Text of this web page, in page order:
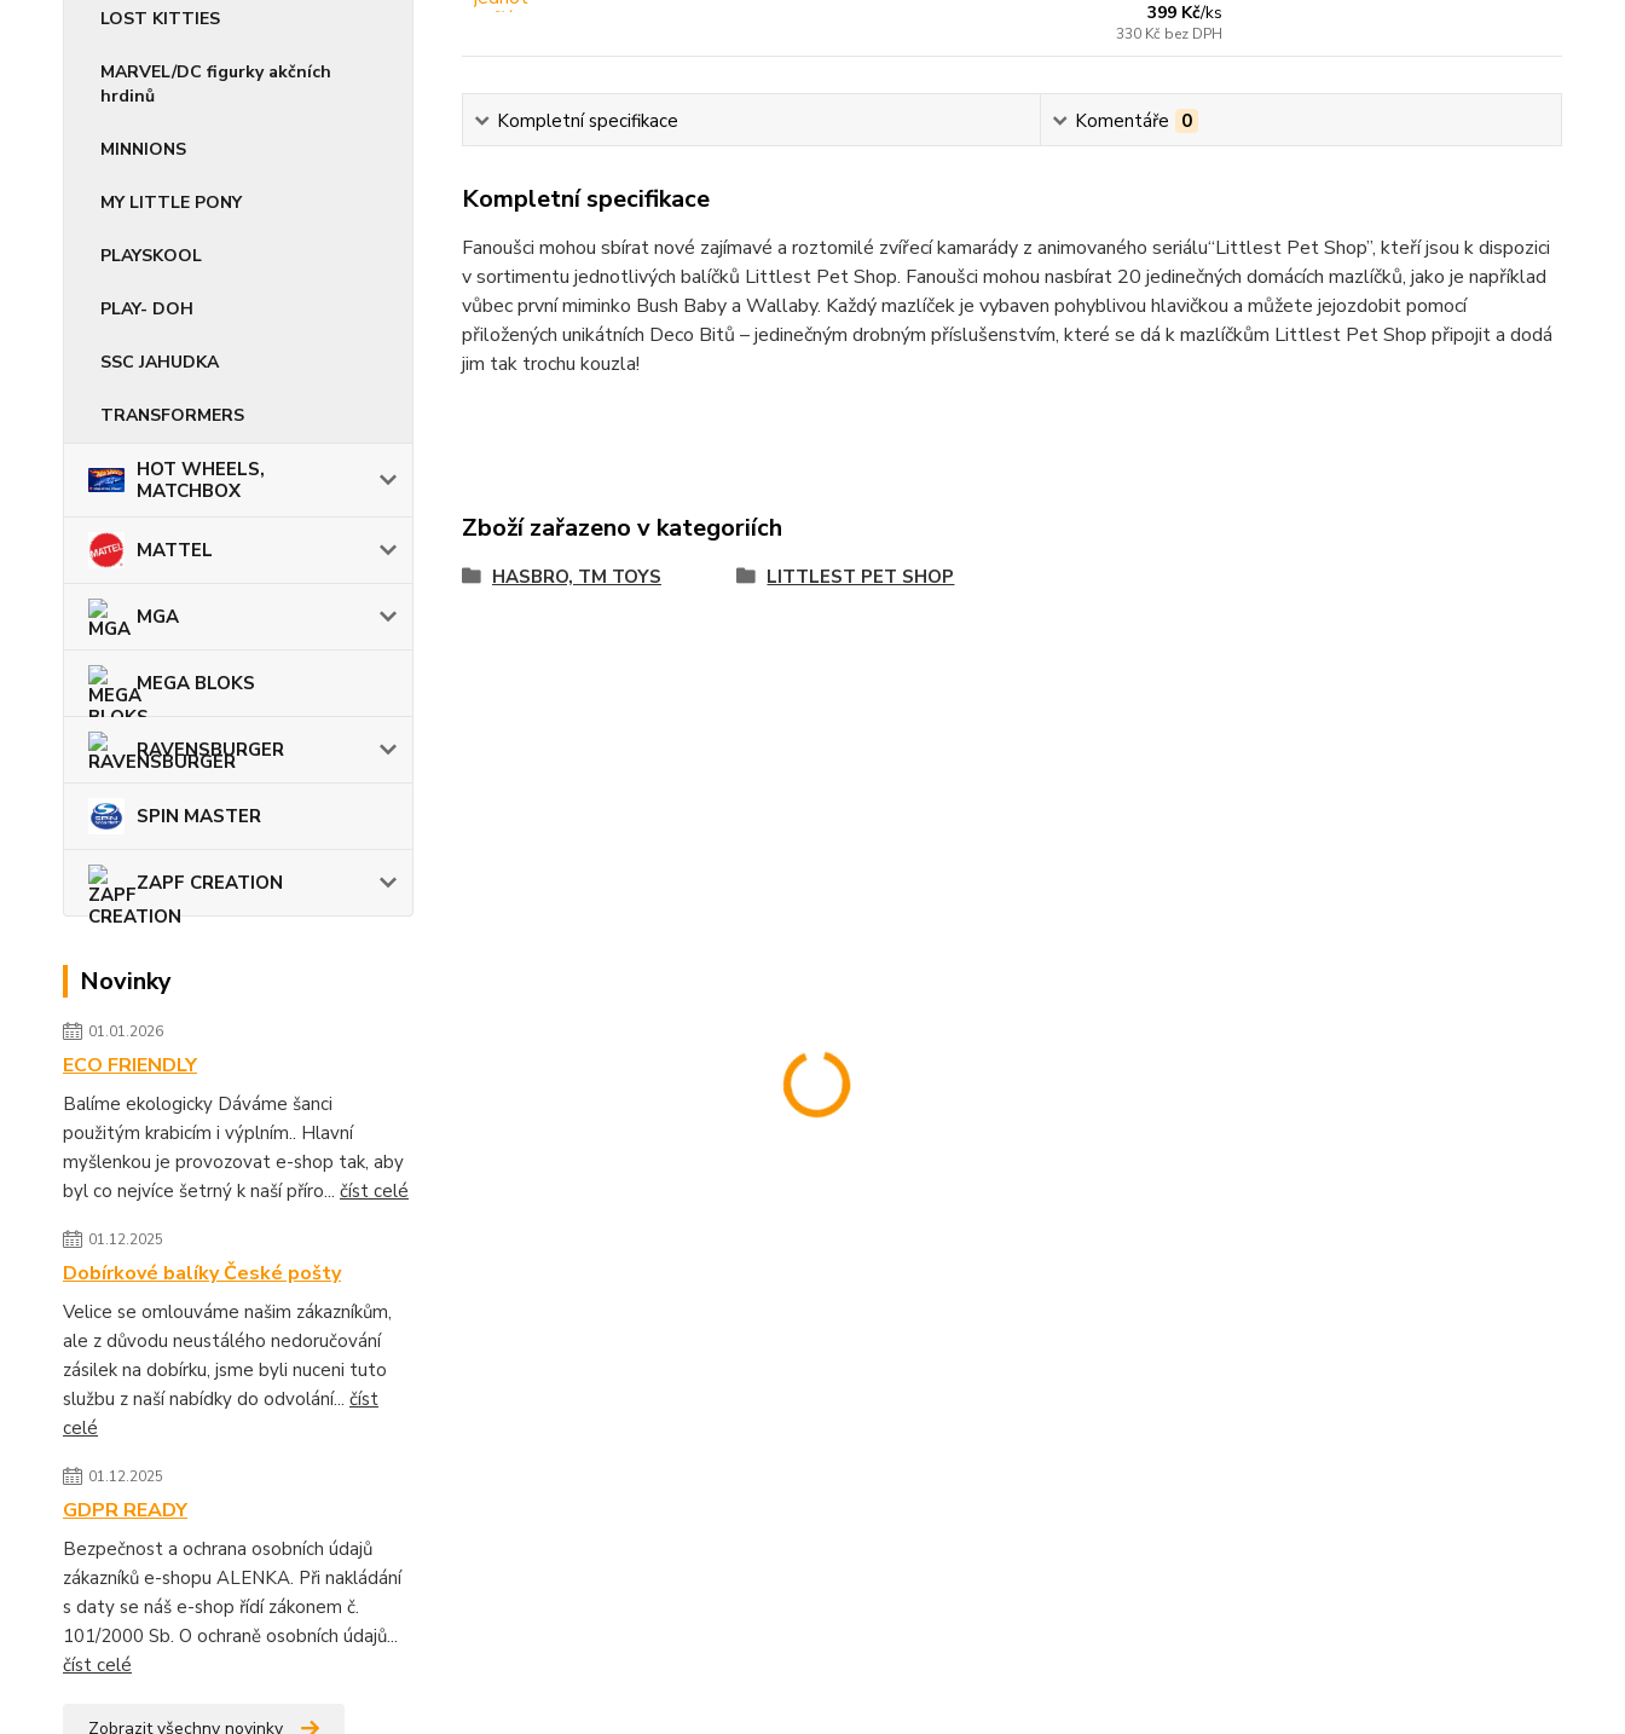
LOST KITTIES
MARVEL/DC figurky akčních
hrdinů
MINNIONS
MY LITTLE PONY
PLAYSKOOL
PLAY- DOH
SSC JAHUDKA
TRANSFORMERS
HOT WHEELS,
MATCHBOX
MATTEL
MGA
MEGA BLOKS
RAVENSBURGER
SPIN MASTER
ZAPF CREATION
Novinky
01.01.2026
ECO FRIENDLY
Balíme ekologicky Dáváme šanci
použitým krabicím i výplním.. Hlavní
myšlenkou je provozovat e-shop tak, aby
byl co nejvíce šetrný k naší příro... číst celé
01.12.2025
Dobírkové balíky České pošty
Velice se omlouváme našim zákazníkům,
ale z důvodu neustálého nedoručování
zásilek na dobírku, jsme byli nuceni tuto
službu z naší nabídky do odvolání... číst
celé
01.12.2025
GDPR READY
Bezpečnost a ochrana osobních údajů
zákazníků e-shopu ALENKA. Při nakládání
s daty se náš e-shop řídí zákonem č.
101/2000 Sb. O ochraně osobních údajů...
číst celé
Zobrazit všechny novinky
399 Kč/ks
330 Kč bez DPH
Kompletní specifikace Komentáře 0
Kompletní specifikace
Fanoušci mohou sbírat nové zajímavé a roztomilé zvířecí kamarády z animovaného seriálu“Littlest Pet Shop”, kteří jsou k dispozici
v sortimentu jednotlivých balíčků Littlest Pet Shop. Fanoušci mohou nasbírat 20 jedinečných domácích mazlíčků, jako je například
vůbec první miminko Bush Baby a Wallaby. Každý mazlíček je vybaven pohyblivou hlavičkou a můžete jejozdobit pomocí
přiložených unikátních Deco Bitů – jedinečným drobným příslušenstvím, které se dá k mazlíčkům Littlest Pet Shop připojit a dodá
jim tak trochu kouzla!
Zboží zařazeno v kategoriích
HASBRO, TM TOYS LITTLEST PET SHOP